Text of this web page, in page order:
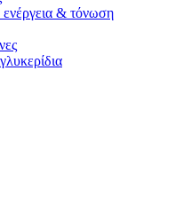
& τόνωση